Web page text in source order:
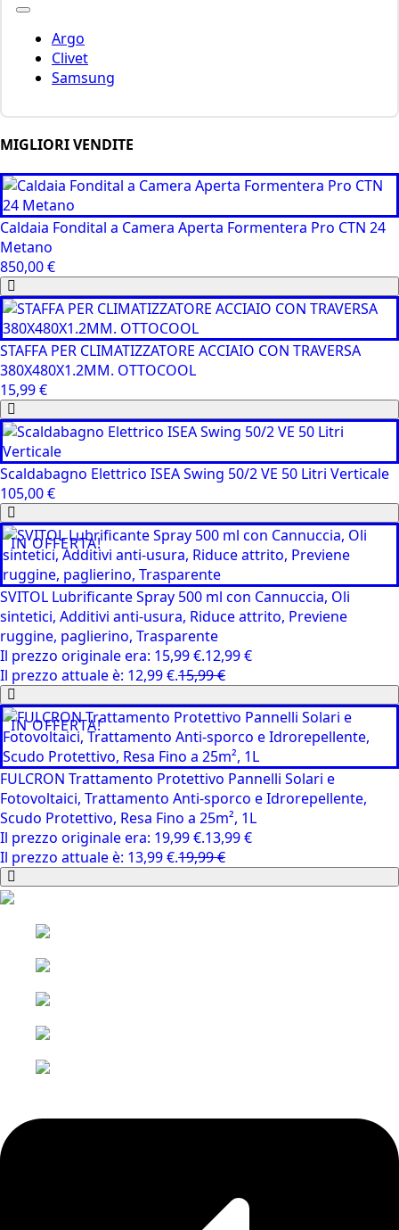
Argo
Clivet
Samsung
MIGLIORI VENDITE
Caldaia Fondital a Camera Aperta Formentera Pro CTN 24
Metano
850,00€
STAFFA PER CLIMATIZZATORE ACCIAIO CON TRAVERSA
380X480X1.2MM. OTTOCOOL
15,99€
Scaldabagno Elettrico ISEA Swing 50/2 VE 50 Litri Verticale
105,00€
IN OFFERTA!
SVITOL Lubrificante Spray 500 ml con Cannuccia, Oli
sintetici, Additivi anti-usura, Riduce attrito, Previene
ruggine, paglierino, Trasparente
15,99€
Il prezzo originale era: 15,99 €.12,99€
Il prezzo attuale è: 12,99 €.
IN OFFERTA!
FULCRON Trattamento Protettivo Pannelli Solari e
Fotovoltaici, Trattamento Anti-sporco e Idrorepellente,
Scudo Protettivo, Resa Fino a 25m², 1L
19,99€
Il prezzo originale era: 19,99 €.13,99€
Il prezzo attuale è: 13,99 €.